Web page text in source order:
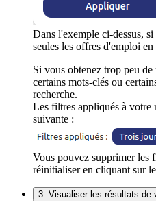
Dans l'exemple ci-dessus,
seules les offres d'emploi
Si vous obtenez trop peu
certains mots-clés ou
recherche.
Les filtres appliqués à votre
suivante :
Vous pouvez supprimer les
réinitialiser en cliquant sur
3. Visualiser les résultats de